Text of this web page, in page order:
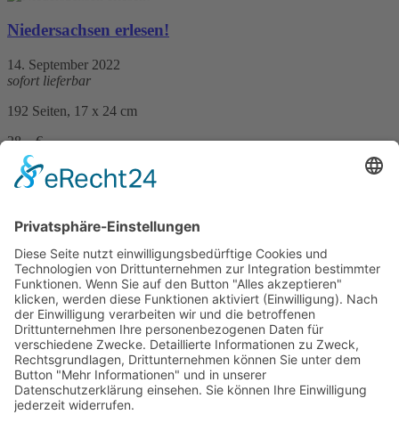
Niedersachsen erlesen!
14. September 2022
sofort lieferbar
192 Seiten, 17 x 24 cm
28,– €
mehr Infos …
77 Frauenspuren in Niedersachsen
11. März 2020
sofort lieferbar
192 Seiten, 12 x 20 cm
20,– €
mehr Infos …